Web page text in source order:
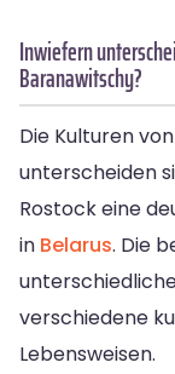
Inwiefern
Baranawitschy?
Die Kulturen
unterscheiden
Rostock eine
in Belarus. Die
verschiedene
Lebensweisen.